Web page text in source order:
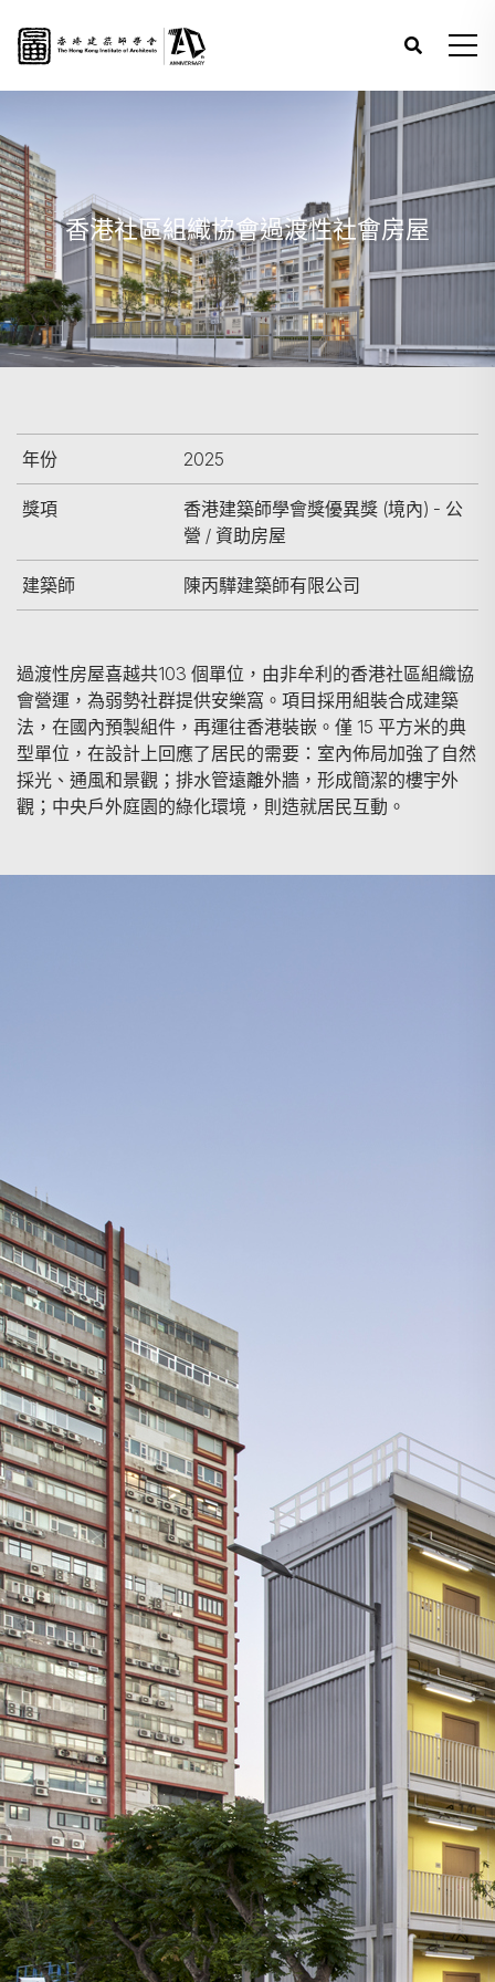
香港社區組織協會過渡性社會房屋
年份 2025
獎項
香港建築師學會獎優異獎 (境內) - 公
營 / 資助房屋
建築師 陳丙驊建築師有限公司
過渡性房屋喜越共103 個單位，由非牟利的香港社區組織協
會營運，為弱勢社群提供安樂窩。項目採用組裝合成建築
法，在國內預製組件，再運往香港裝嵌。僅 15 平方米的典
型單位，在設計上回應了居民的需要：室內佈局加強了自然
採光、通風和景觀；排水管遠離外牆，形成簡潔的樓宇外
觀；中央戶外庭園的綠化環境，則造就居民互動。